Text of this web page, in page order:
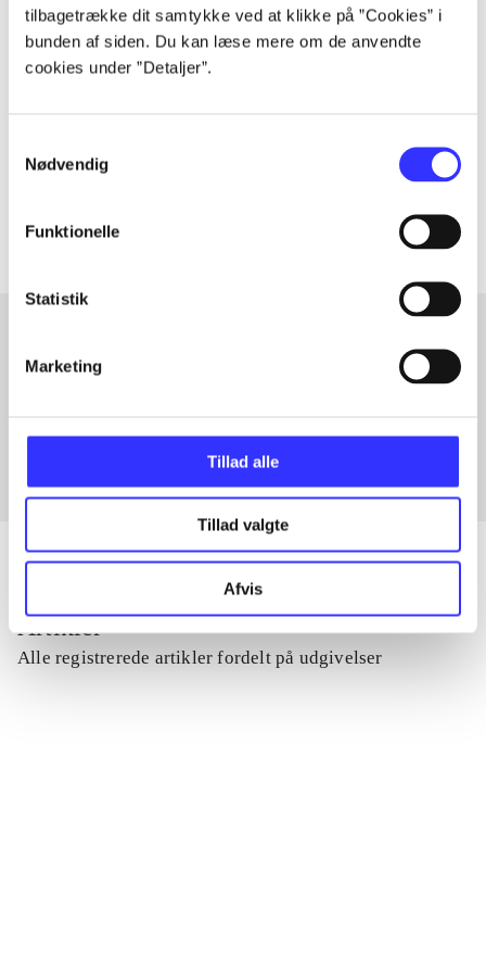
tilbagetrække dit samtykke ved at klikke på ”Cookies” i
bunden af siden. Du kan læse mere om de anvendte
cookies under ”Detaljer”.
Nødvendig
Funktionelle
Statistik
Marketing
Tillad alle
Tillad valgte
Afvis
Tidsskrift
Artiklen er en del af
Artikler med samme emner
Artikler
Alle registrerede artikler fordelt på udgivelser